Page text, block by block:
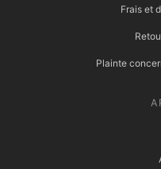
Frais et
Plainte